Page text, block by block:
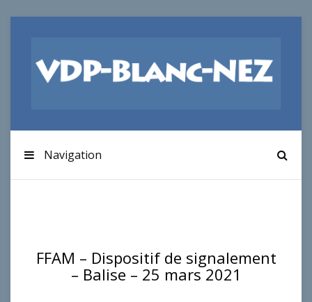
Navigation
FFAM – Dispositif de signalement
– Balise – 25 mars 2021